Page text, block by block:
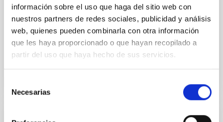
información sobre el uso que haga del sitio web con
nuestros partners de redes sociales, publicidad y análisis
web, quienes pueden combinarla con otra información
que les haya proporcionado o que hayan recopilado a
partir del uso que haya hecho de sus servicios.
Necesarias
knowledge. MELODY’s main objective is to study the
rotation and magnetic activity of Sun-like stars in
order to understand in greater detail the physical
Advertised on 06/23/2026 - 11:01:01